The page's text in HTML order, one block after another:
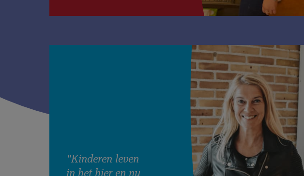
"Kinderen leven
in het hier en nu